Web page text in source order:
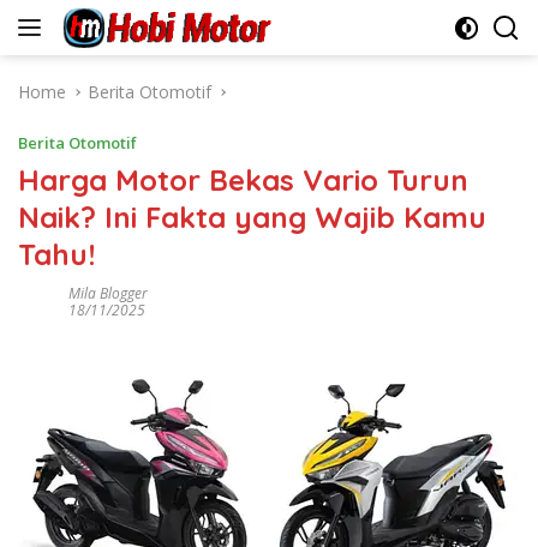
Home
Berita Otomotif
Berita Otomotif
Harga Motor Bekas Vario Turun
Naik? Ini Fakta yang Wajib Kamu
Tahu!
Mila Blogger
18/11/2025